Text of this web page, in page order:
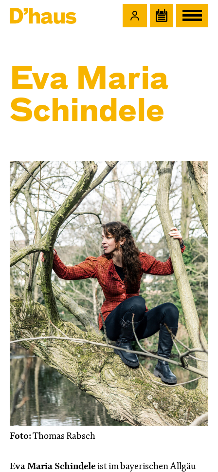
Eva Maria
Schindele
Foto:Thomas Rabsch
Eva Maria Schindele ist im bayerischen Allgäu